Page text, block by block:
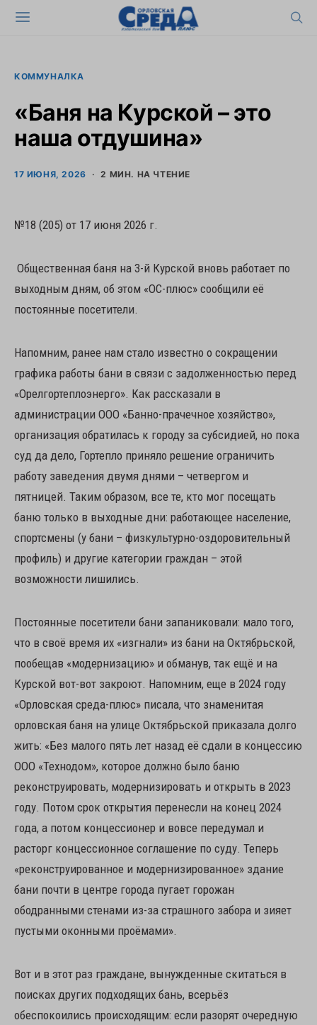
КОММУНАЛКА
«Баня на Курской – это
наша отдушина»
17 ИЮНЯ, 2026 2 МИН. НА ЧТЕНИЕ
№18 (205) от 17 июня 2026 г.
Общественная баня на 3-й Курской вновь работает по
выходным дням, об этом «ОС-плюс» сообщили её
постоянные посетители.
Напомним, ранее нам стало известно о сокращении
графика работы бани в связи с задолженностью перед
«Орелгортеплоэнерго». Как рассказали в
администрации ООО «Банно-прачечное хозяйство»,
организация обратилась к городу за субсидией, но пока
суд да дело, Гортепло приняло решение ограничить
работу заведения двумя днями – четвергом и
пятницей. Таким образом, все те, кто мог посещать
баню только в выходные дни: работающее население,
спортсмены (у бани – физкультурно-оздоровительный
профиль) и другие категории граждан – этой
возможности лишились.
Постоянные посетители бани запаниковали: мало того,
что в своё время их «изгнали» из бани на Октябрьской,
пообещав «модернизацию» и обманув, так ещё и на
Курской вот-вот закроют. Напомним, еще в 2024 году
«Орловская среда-плюс» писала, что знаменитая
орловская баня на улице Октябрьской приказала долго
жить: «Без малого пять лет назад её сдали в концессию
ООО «Технодом», которое должно было баню
реконструировать, модернизировать и открыть в 2023
году. Потом срок открытия перенесли на конец 2024
года, а потом концессионер и вовсе передумал и
расторг концессионное соглашение по суду. Теперь
«реконструированное и модернизированное» здание
бани почти в центре города пугает горожан
ободранными стенами из-за страшного забора и зияет
пустыми оконными проёмами».
Вот и в этот раз граждане, вынужденные скитаться в
поисках других подходящих бань, всерьёз
обеспокоились происходящим: если разорят очередную